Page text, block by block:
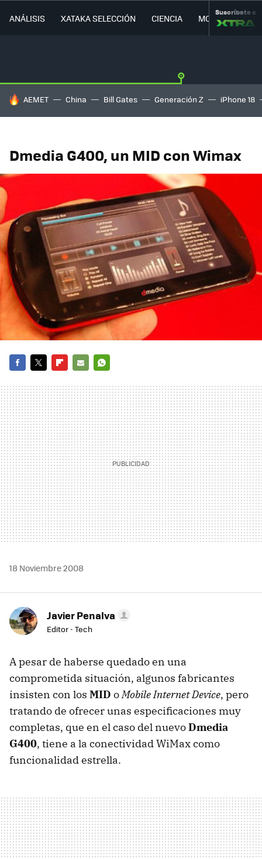
ANÁLISIS XATAKA SELECCIÓN CIENCIA MOVILIDAD
Suscríbete a
HOY SE HABLA DE
AEMET China Bill Gates Generación Z iPhone 18
Dmedia G400, un MID con Wimax
MAIL
18 Noviembre 2008
Javier Penalva
Editor - Tech
A pesar de haberse quedado en una
comprometida situación, algunos fabricantes
insisten con los MID oMobile Internet Device, pero
tratando de ofrecer unas especificaciones muy
completas, que en el caso del nuevoDmedia
G400, tiene a la conectividad WiMax como
funcionalidad estrella.